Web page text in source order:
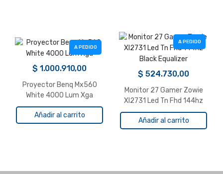
A PEDIDO
$ 1.000.910,00
Proyector Benq Mx560
White 4000 Lum Xga
Añadir al carrito
A PEDIDO
$ 524.730,00
Monitor 27 Gamer Zowie
Xl2731 Led Tn Fhd 144hz
Black Equalizer
Añadir al carrito